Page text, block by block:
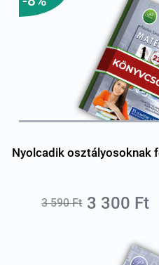
Nyolcadik osztályosoknak
3 590 Ft 3 300 Ft